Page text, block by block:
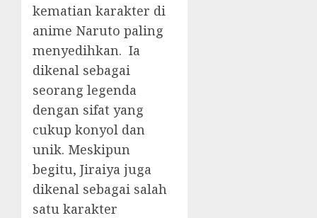
kematian karakter di
anime Naruto paling
menyedihkan. Ia
dikenal sebagai
seorang legenda
dengan sifat yang
cukup konyol dan
unik. Meskipun
begitu, Jiraiya juga
dikenal sebagai salah
satu karakter